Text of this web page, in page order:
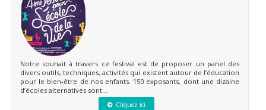
Notre souhait à travers ce festival est de proposer un panel des
divers outils, techniques, activités qui existent autour de l’éducation
pour le bien-être de nos enfants. 150 exposants, dont une dizaine
d’écoles alternatives sont...
Cliquez ici